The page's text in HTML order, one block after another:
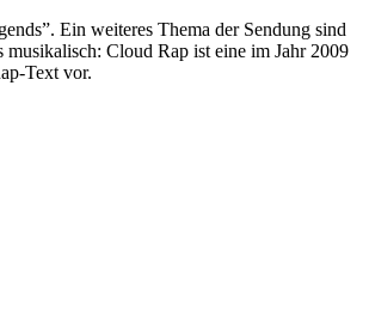
Ein weiteres Thema der Sendung sind
Cloud Rap ist eine im Jahr 2009
Text vor.